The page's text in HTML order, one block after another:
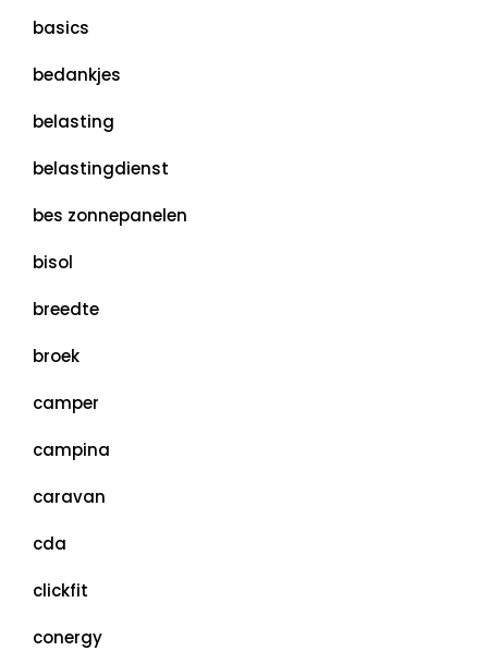
basics
bedankjes
belasting
belastingdienst
bes zonnepanelen
bisol
breedte
broek
camper
campina
caravan
cda
clickfit
conergy